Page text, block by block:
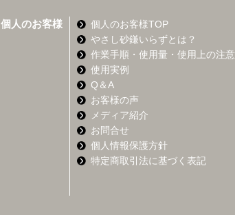
個人のお客様
個人のお客様TOP
やさし砂鎌いらずとは？
作業手順・使用量・使用上の注意
使用実例
Q＆A
お客様の声
メディア紹介
お問合せ
個人情報保護方針
特定商取引法に基づく表記